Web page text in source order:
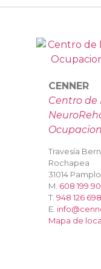
CENNER
Centro de
Travesía
Rochapea
31014
M. 608 199
T. 948 126 698
E.
Mapa de